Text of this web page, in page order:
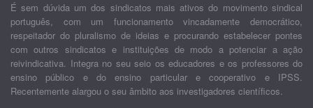
É sem dúvida um dos sindicatos mais ativos do movimento sindical
português, com um funcionamento vincadamente democrático,
respeitador do pluralismo de ideias e procurando estabelecer pontes
com outros sindicatos e instituições de modo a potenciar a ação
reivindicativa. Integra no seu seio os educadores e os professores do
ensino público e do ensino particular e cooperativo e IPSS.
Recentemente alargou o seu âmbito aos investigadores científicos.